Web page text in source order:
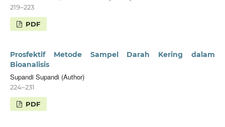
219–223
PDF
Prosfektif Metode Sampel Darah Kering dalam
Bioanalisis
Supandi Supandi (Author)
224–231
PDF